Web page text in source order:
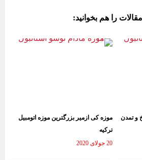
ail
bo
ok
را هم بخوانید:
و تمدن
موزه کی ازمیر بزرگترین موزه اتومبیل
ترکیه
20 جولای 2020